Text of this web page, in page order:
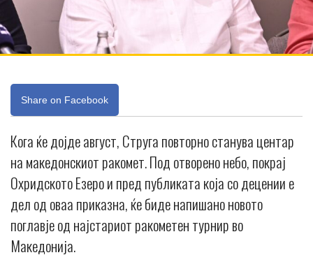
Share on Facebook
Кога ќе дојде август, Струга повторно станува центар
на македонскиот ракомет. Под отворено небо, покрај
Охридското Езеро и пред публиката која со децении е
дел од оваа приказна, ќе биде напишано новото
поглавје од најстариот ракометен турнир во
Македонија.